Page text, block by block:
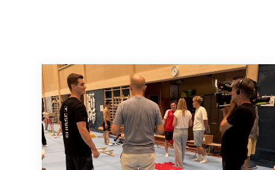
En route pour Zagreb avec des objectifs